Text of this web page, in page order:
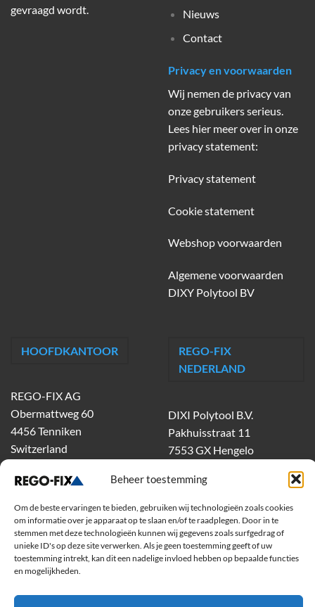
Beheer toestemming
Om de beste ervaringen te bieden, gebruiken wij technologieën zoals cookies
om informatie over je apparaat op te slaan en/of te raadplegen. Door in te
stemmen met deze technologieën kunnen wij gegevens zoals surfgedrag of
unieke ID's op deze site verwerken. Als je geen toestemming geeft of uw
toestemming intrekt, kan dit een nadelige invloed hebben op bepaalde functies
en mogelijkheden.
gevraagd wordt.
Nieuws
Contact
Privacy en voorwaarden
Wij nemen de privacy van
onze gebruikers serieus.
Lees hier meer over in onze
privacy statement:
Privacy statement
Cookie statement
Webshop voorwaarden
Algemene voorwaarden
DIXY Polytool BV
HOOFDKANTOOR
REGO-FIX AG
Obermattweg 60
4456 Tenniken
Switzerland
REGO-FIX
NEDERLAND
DIXI Polytool B.V.
Pakhuisstraat 11
7553 GX Hengelo
dixiholland@dixi.com
www.dixipolytool.com
Volg ons op Youtube
Volg ons op Linkedin